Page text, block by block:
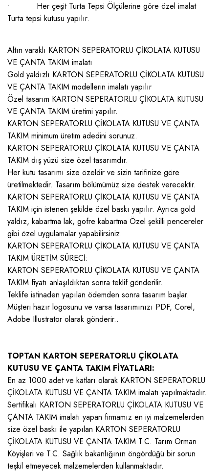
• Her çeşit Turta Tepsi Ölçülerine göre özel imalat
Turta tepsi kutusu yapılır.
Altın varaklı KARTON SEPERATORLU ÇİKOLATA KUTUSU
VE ÇANTA TAKIM imalatı
Gold yaldızlı KARTON SEPERATORLU ÇİKOLATA KUTUSU
VE ÇANTA TAKIM modellerin imalatı yapılır
Özel tasarım KARTON SEPERATORLU ÇİKOLATA KUTUSU
VE ÇANTA TAKIM üretimi yapılır.
KARTON SEPERATORLU ÇİKOLATA KUTUSU VE ÇANTA
TAKIM minimum üretim adedini sorunuz.
KARTON SEPERATORLU ÇİKOLATA KUTUSU VE ÇANTA
TAKIM dış yüzü size özel tasarımdır.
Her kutu tasarımı size özeldir ve sizin tarifinize göre
üretilmektedir. Tasarım bölümümüz size destek verecektir.
KARTON SEPERATORLU ÇİKOLATA KUTUSU VE ÇANTA
TAKIM için istenen şekilde özel baskı yapılır. Ayrıca gold
yaldız, kabartma lak, gofre kabartma Özel şekilli pencereler
gibi özel uygulamalar yapabilirsiniz.
KARTON SEPERATORLU ÇİKOLATA KUTUSU VE ÇANTA
TAKIM ÜRETİM SÜRECİ:
KARTON SEPERATORLU ÇİKOLATA KUTUSU VE ÇANTA
TAKIM fiyatı anlaşıldıktan sonra teklif gönderilir.
Teklife istinaden yapılan ödemden sonra tasarım başlar.
Müşteri hazır logosunu ve varsa tasarımınızı PDF, Corel,
Adobe Illustrator olarak gönderir..
TOPTAN KARTON SEPERATORLU ÇİKOLATA
KUTUSU VE ÇANTA TAKIM FİYATLARI:
En az 1000 adet ve katları olarak KARTON SEPERATORLU
ÇİKOLATA KUTUSU VE ÇANTA TAKIM imalatı yapılmaktadır.
Sertifikalı KARTON SEPERATORLU ÇİKOLATA KUTUSU VE
ÇANTA TAKIM imalatı yapan firmamız en iyi malzemelerden
size özel baskı ile yapılan KARTON SEPERATORLU
ÇİKOLATA KUTUSU VE ÇANTA TAKIM T.C. Tarım Orman
Köyişleri ve T.C. Sağlık bakanlığının öngördüğü bir sorun
teşkil etmeyecek malzemelerden kullanmaktadır.